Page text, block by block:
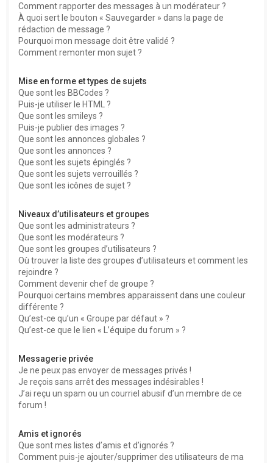
Comment rapporter des messages à un modérateur ?
À quoi sert le bouton « Sauvegarder » dans la page de
rédaction de message ?
Pourquoi mon message doit être validé ?
Comment remonter mon sujet ?
Mise en forme et types de sujets
Que sont les BBCodes ?
Puis-je utiliser le HTML ?
Que sont les smileys ?
Puis-je publier des images ?
Que sont les annonces globales ?
Que sont les annonces ?
Que sont les sujets épinglés ?
Que sont les sujets verrouillés ?
Que sont les icônes de sujet ?
Niveaux d’utilisateurs et groupes
Que sont les administrateurs ?
Que sont les modérateurs ?
Que sont les groupes d’utilisateurs ?
Où trouver la liste des groupes d’utilisateurs et comment les
rejoindre ?
Comment devenir chef de groupe ?
Pourquoi certains membres apparaissent dans une couleur
différente ?
Qu’est-ce qu’un « Groupe par défaut » ?
Qu’est-ce que le lien « L’équipe du forum » ?
Messagerie privée
Je ne peux pas envoyer de messages privés !
Je reçois sans arrêt des messages indésirables !
J’ai reçu un spam ou un courriel abusif d’un membre de ce
forum !
Amis et ignorés
Que sont mes listes d’amis et d’ignorés ?
Comment puis-je ajouter/supprimer des utilisateurs de ma